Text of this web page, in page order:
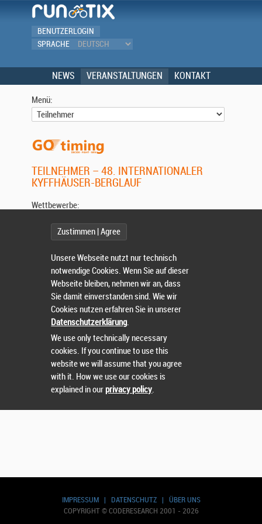
BENUTZERLOGIN
SPRACHE
NEWS VERANSTALTUNGEN KONTAKT
Menü:
TEILNEHMER – 48. INTERNATIONALER
KYFFHÄUSER-BERGLAUF
IMPRESSUM| DATENSCHUTZ| ÜBER UNS
COPYRIGHT © CODERESEARCH 2001 - 2026
Wettbewerbe:
Wählen Sie einen Wettbewerb.
Suchen
Zustimmen | Agree
Unsere Webseite nutzt nur technisch
notwendige Cookies. Wenn Sie auf dieser
Webseite bleiben, nehmen wir an, dass
Sie damit einverstanden sind. Wie wir
Cookies nutzen erfahren Sie in unserer
Datenschutzerklärung.
We use only technically necessary
cookies. If you continue to use this
website we will assume that you agree
with it. How we use our cookies is
explained in ourprivacy policy.